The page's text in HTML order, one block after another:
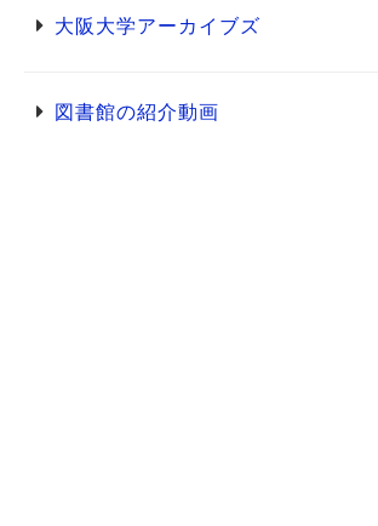
大阪大学アーカイブズ
図書館の紹介動画